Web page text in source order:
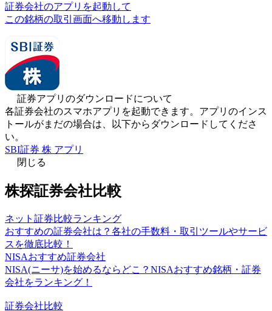
証券会社のアプリを起動して
この銘柄の取引画面へ移動します
証券アプリのダウンロードについて
各証券会社のスマホアプリを起動できます。アプリのインス
トールがまだの場合は、以下からダウンロードしてくださ
い。
SBI証券 株 アプリ
閉じる
株探証券会社比較
ネット証券比較ランキング
おすすめの証券会社は？各社の手数料・取引ツールやサービ
スを徹底比較！
NISAおすすめ証券会社
NISA(ニーサ)を始めるならどこ？NISAおすすめ銘柄・証券
会社をランキング！
証券会社比較